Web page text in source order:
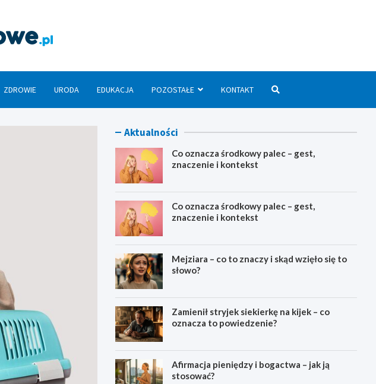
ZDROWIE URODA EDUKACJA POZOSTAŁE KONTAKT
Aktualności
Co oznacza środkowy palec – gest,
znaczenie i kontekst
Co oznacza środkowy palec – gest,
znaczenie i kontekst
Mejziara – co to znaczy i skąd wzięło się to
słowo?
Zamienił stryjek siekierkę na kijek – co
oznacza to powiedzenie?
Afirmacja pieniędzy i bogactwa – jak ją
stosować?